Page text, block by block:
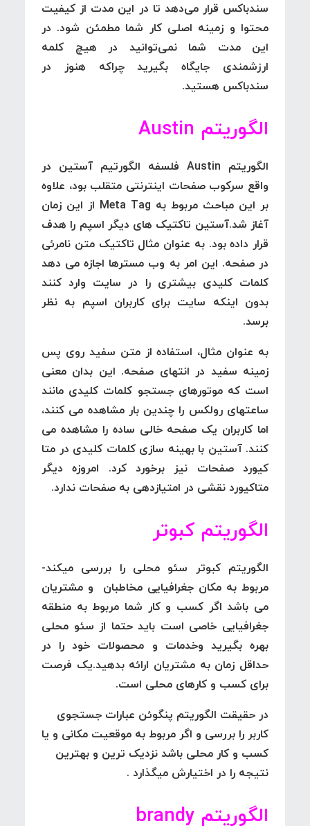
سندباکس قرار می‌دهد تا در این مدت از کیفیت
محتوا و زمینه اصلی کار شما مطمئن شود. در
این مدت شما نمی‌توانید در هیچ کلمه
ارزشمندی جایگاه بگیرید چراکه هنوز در
سندباکس هستید.
الگوریتم Austin
الگوریتم
فلسفه الگورتیم آستین در
واقع سرکوب صفحات اینترنتی متقلب بود، علاوه
بر این مباحث مربوط به Meta Tag از این زمان
آغاز شد.آستین تاکتیک های دیگر اسپم را هدف
قرار داده بود. به عنوان مثال تاکتیک متن نامرئی
در صفحه. این امر به وب مسترها اجازه می دهد
کلمات کلیدی بیشتری را در سایت وارد کنند
بدون اینکه سایت برای کاربران اسپم به نظر
برسد.
به عنوان مثال، استفاده از متن سفید روی پس
زمینه سفید در انتهای صفحه. این بدان معنی
است که موتورهای جستجو کلمات کلیدی مانند
ساعتهای رولکس را چندین بار مشاهده می کنند،
اما کاربران یک صفحه خالی ساده را مشاهده می
کنند. آستین با بهینه سازی کلمات کلیدی در متا
کیورد صفحات نیز برخورد کرد. امروزه دیگر
متاکیورد نقشی در امتیازدهی به صفحات ندارد.
الگوریتم کبوتر
الگوریتم کبوتر
سئو محلی را بررسی میکند-
مربوط به مکان جغرافیایی مخاطبان و مشتریان
می باشد اگر کسب و کار شما مربوط به منطقه
جغرافیایی خاصی است باید حتما از سئو محلی
بهره بگیرید وخدمات و محصولات خود را در
حداقل زمان به مشتریان ارائه بدهید.یک فرصت
برای کسب و کارهای محلی است.
در حقیقت الگوریتم پنگوئن عبارات جستجوی
کاربر را بررسی و اگر مربوط به موقعیت مکانی و یا
کسب و کار محلی باشد نزدیک ترین و بهترین
نتیجه را در اختیارش میگذارد .
الگوریتم brandy